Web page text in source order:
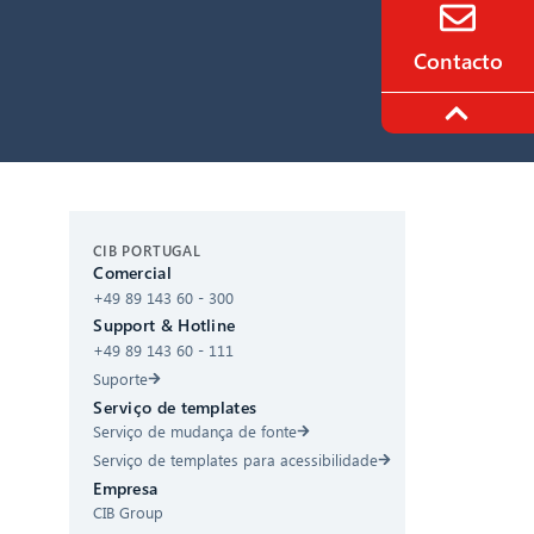
CIB PORTUGAL
Comercial
+49 89 143 60 - 300
Support & Hotline
+49 89 143 60 - 111
Suporte
Serviço de templates
Serviço de mudança de fonte
Serviço de templates para acessibilidade
Empresa
CIB Group
Olá! O que posso fazer por si?
Contacto